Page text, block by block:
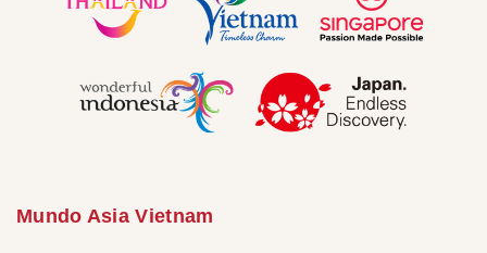
Mundo Asia Vietnam